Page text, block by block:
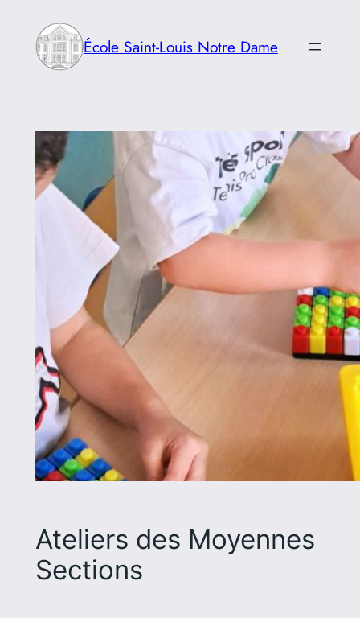
contenu
École Saint-Louis Notre Dame
Ateliers des Moyennes
Sections